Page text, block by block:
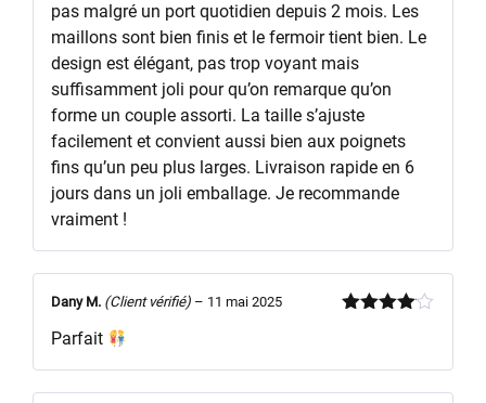
pas malgré un port quotidien depuis 2 mois. Les
maillons sont bien finis et le fermoir tient bien. Le
design est élégant, pas trop voyant mais
suffisamment joli pour qu’on remarque qu’on
forme un couple assorti. La taille s’ajuste
facilement et convient aussi bien aux poignets
fins qu’un peu plus larges. Livraison rapide en 6
jours dans un joli emballage. Je recommande
vraiment !
Dany M. (Client vérifié) – 11 mai 2025
Parfait